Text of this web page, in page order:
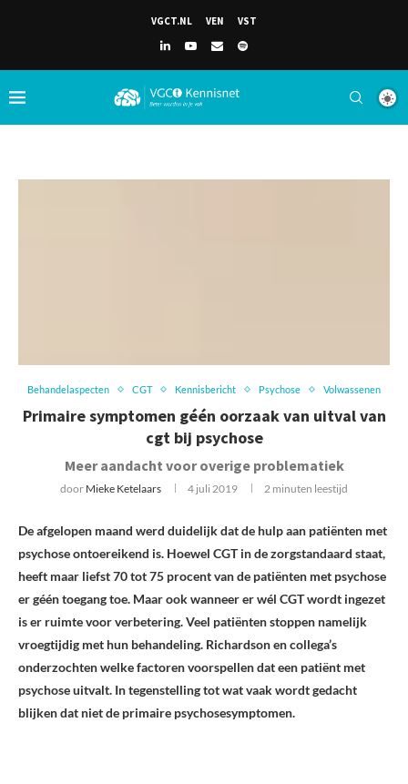
VGCT.NL VEN VST
Behandelaspecten CGT Kennisbericht Psychose Volwassenen
Primaire symptomen géén oorzaak van uitval van
cgt bij psychose
Meer aandacht voor overige problematiek
door Mieke Ketelaars 4 juli 2019 2 minuten leestijd
De afgelopen maand werd duidelijk dat de hulp aan patiënten met
psychose ontoereikend is. Hoewel CGT in de zorgstandaard staat,
heeft maar liefst 70 tot 75 procent van de patiënten met psychose
er géén toegang toe. Maar ook wanneer er wél CGT wordt ingezet
is er ruimte voor verbetering. Veel patiënten stoppen namelijk
vroegtijdig met hun behandeling. Richardson en collega’s
onderzochten welke factoren voorspellen dat een patiënt met
psychose uitvalt. In tegenstelling tot wat vaak wordt gedacht
blijken dat niet de primaire psychosesymptomen.